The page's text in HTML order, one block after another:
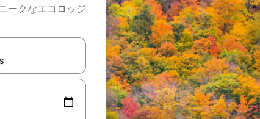
ークなエコロッジ
矢印キーを使って移動するか、画面をタッチまたはスワイプして